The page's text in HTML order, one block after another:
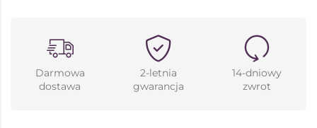
Darmowa
dostawa
2-letnia
gwarancja
14-dniowy
zwrot